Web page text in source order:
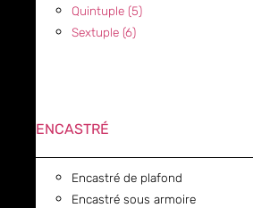
Quintuple (5)
Sextuple (6)
ENCASTRÉ
Encastré de plafond
Encastré sous armoire